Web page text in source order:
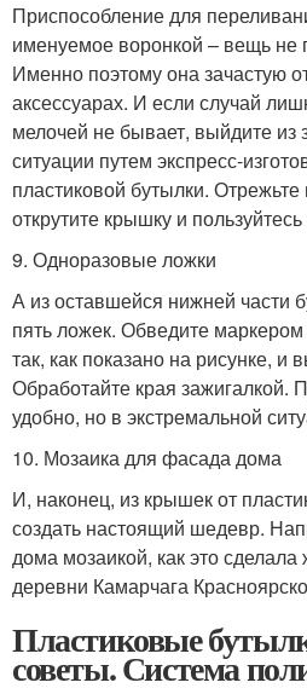
Приспособление для
именуемое воронкой – вещь не
Именно поэтому она зачастую
аксессуарах. И если случай
мелочей не бывает, выйдите из
ситуации путем экспресс-
пластиковой бутылки.
открутите крышку и
9. Одноразовые ложки
А из оставшейся нижней части
пять ложек. Обведите
так, как показано на рисунке,
Обработайте края зажигалкой.
удобно, но в экстремальной
10. Мозаика для фасада дома
И, наконец, из крышек от
создать настоящий шедевр.
дома мозаикой, как это
деревни Камарчага
Пластиковые
советы. Система